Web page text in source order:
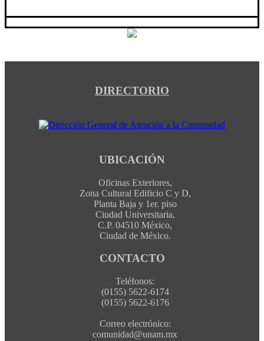
DIRECTORIO
UBICACIÓN
Oficinas Exteriores,
Zona Cultural Edificio C y D,
Planta Baja y 1er. piso
Ciudad Universitaria,
C.P. 04510 México,
Ciudad de México.
CONTACTO
Teléfonos:
(0155) 5622-6174
(0155) 5622-6176
Correo electrónico:
comunidad@unam.mx